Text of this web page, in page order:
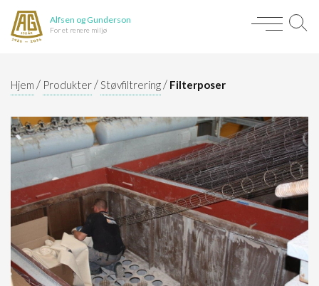
Alfsen og Gunderson
For et renere miljø
Hjem / Produkter/Støvfiltrering/ Filterposer